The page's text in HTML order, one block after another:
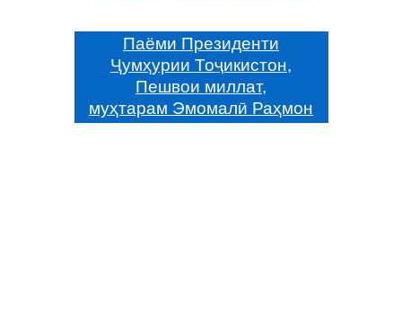
Паёми Президенти
Ҷумҳурии Тоҷикистон,
Пешвои миллат,
муҳтарам Эмомалӣ Раҳмон